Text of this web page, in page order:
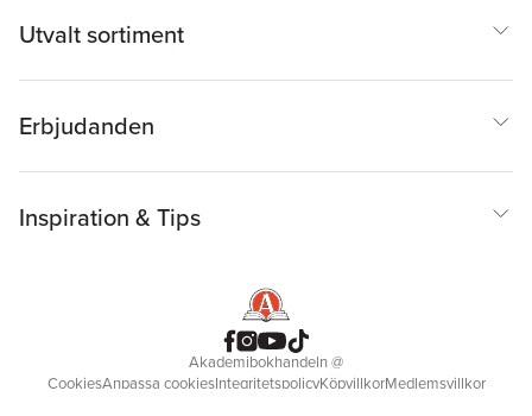
Utvalt sortiment
Erbjudanden
Inspiration & Tips
Akademibokhandeln@
CookiesAnpassa cookiesIntegritetspolicyKöpvillkorMedlemsvillkor